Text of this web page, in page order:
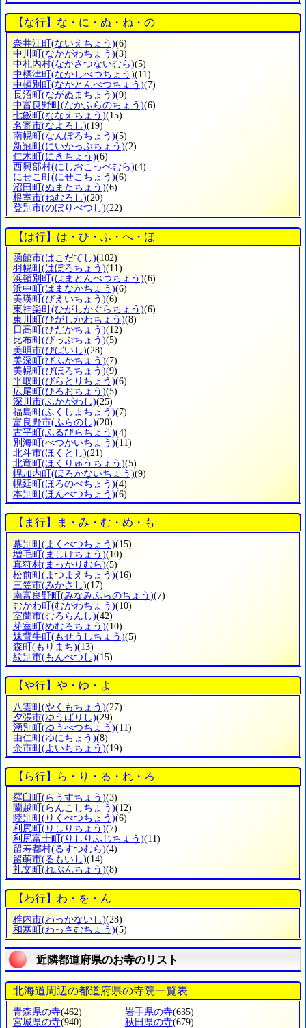
【な行】な・に・ぬ・ね・の
奈井江町 (ないえちょう)(6)
中川町 (なかがわちょう)(3)
中札内村(なかさつないむら)(5)
中標津町 (なかしべつちょう)(11)
中頓別町 (なかとんべつちょう)(7)
長沼町 (ながぬまちょう)(9)
中富良野町 (なかふらのちょう)(6)
七飯町 (ななえちょう)(15)
名寄市(なよろし)(19)
南幌町 (なんぽろちょう)(5)
新冠町 (にいかっぷちょう)(2)
仁木町 (にきちょう)(6)
西興部村(にしおこっぺむら)(4)
にせこ町 (にせこちょう)(6)
沼田町 (ぬまたちょう)(6)
根室市(ねむろし)(20)
登別市(のぼりべつし)(22)
【は行】は・ひ・ふ・へ・ほ
函館市(はこだてし)(102)
羽幌町 (はぼろちょう)(11)
浜頓別町 (はまとんべつちょう)(6)
浜中町 (はまなかちょう)(6)
美瑛町 (びえいちょう)(6)
東神楽町 (ひがしかぐらちょう)(6)
東川町 (ひがしかわちょう)(8)
日高町 (ひだかちょう)(12)
比布町 (ぴっぷちょう)(5)
美唄市(びばいし)(28)
美深町 (びふかちょう)(7)
美幌町 (びほろちょう)(9)
平取町 (びらとりちょう)(6)
広尾町 (ひろおちょう)(5)
深川市(ふかがわし)(25)
福島町 (ふくしまちょう)(7)
富良野市(ふらのし)(20)
古平町 (ふるびらちょう)(4)
別海町 (べつかいちょう)(11)
北斗市(ほくとし)(21)
北竜町 (ほくりゅうちょう)(5)
幌加内町 (ほろかないちょう)(9)
幌延町 (ほろのべちょう)(4)
本別町 (ほんべつちょう)(6)
【ま行】ま・み・む・め・も
幕別町 (まくべつちょう)(15)
増毛町 (ましけちょう)(10)
真狩村(まっかりむら)(5)
松前町 (まつまえちょう)(16)
三笠市(みかさし)(17)
南富良野町 (みなみふらのちょう)(7)
むかわ町 (むかわちょう)(10)
室蘭市(むろらんし)(42)
芽室町 (めむろちょう)(10)
妹背牛町 (もせうしちょう)(5)
森町 (もりまち)(13)
紋別市(もんべつし)(15)
【や行】や・ゆ・よ
八雲町(やくもちょう)(27)
夕張市(ゆうばりし)(29)
湧別町(ゆうべつちょう)(11)
由仁町(ゆにちょう)(8)
余市町(よいちちょう)(19)
【ら行】ら・り・る・れ・ろ
羅臼町 (らうすちょう)(3)
蘭越町 (らんこしちょう)(12)
陸別町 (りくべつちょう)(6)
利尻町 (りしりちょう)(7)
利尻富士町 (りしりふじちょう)(11)
留寿都村(るすつむら)(4)
留萌市(るもいし)(14)
礼文町 (れぶんちょう)(8)
【わ行】わ・を・ん
稚内市(わっかないし)(28)
和寒町 (わっさむちょう)(5)
近隣都道府県のお寺のリスト
北海道周辺の都道府県の寺院一覧表
青森県の寺(462) 岩手県の寺(635)
宮城県の寺(940) 秋田県の寺(679)